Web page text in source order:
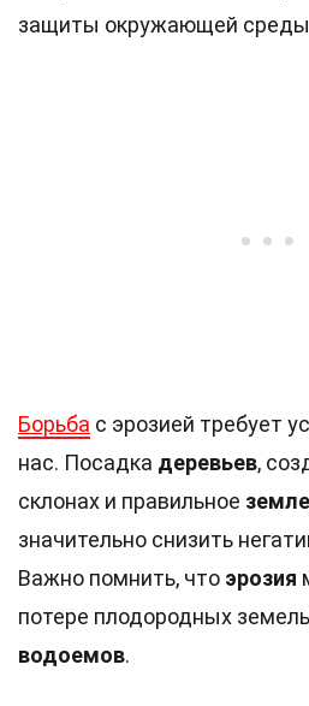
защиты окружающей
Борьба с эрозией требует
нас. Посадка деревьев,
склонах и правильное
значительно снизить
Важно помнить, что эрозия
потере плодородных
водоемов.